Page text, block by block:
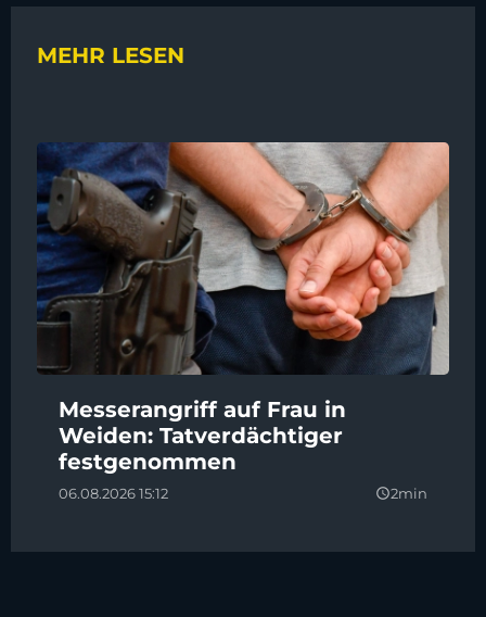
MEHR LESEN
Messerangriff auf Frau in
Weiden: Tatverdächtiger
festgenommen
06.08.2026 15:12 query_builder2min